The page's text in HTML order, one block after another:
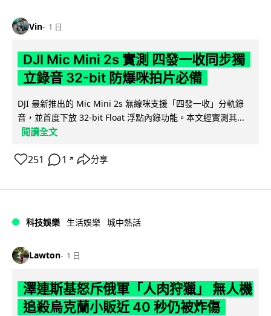
Vin 1 日
DJI Mic Mini 2s 實測 四發一收同步獨
立錄音 32-bit 防爆咪拍片必備
DJI 最新推出的 Mic Mini 2s 無線咪支援「四發一收」分軌錄
音，並首度下放 32-bit Float 浮點內錄功能。本文經實測其...
閱讀全文
251 1 ↗ 分享
科技娛樂 生活娛樂 城中熱話
Lawton 1 日
澤連斯基怒斥俄軍「人肉狩獵」 無人機
追殺烏克蘭小販近 40 秒仍被炸傷